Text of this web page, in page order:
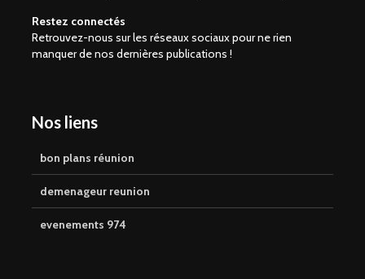
Restez connectés
Retrouvez-nous sur les réseaux sociaux pour ne rien
manquer de nos dernières publications !
Nos liens
bon plans réunion
demenageur reunion
evenements 974